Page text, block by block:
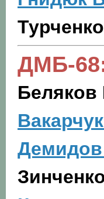
ДМБ-
Беляков
Демидов